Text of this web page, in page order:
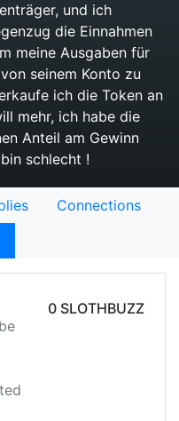
und ich
die Einnahmen
meine Ausgaben für
seinem Konto zu
ich die Token an
mehr, ich habe die
Anteil am Gewinn
schlecht !
Connections
0 SLOTHBUZZ